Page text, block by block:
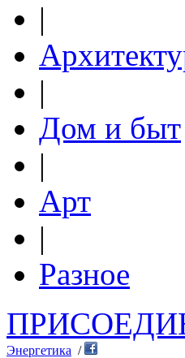
|
|
Дом и быт
|
Арт
|
Разное
Энергетика /